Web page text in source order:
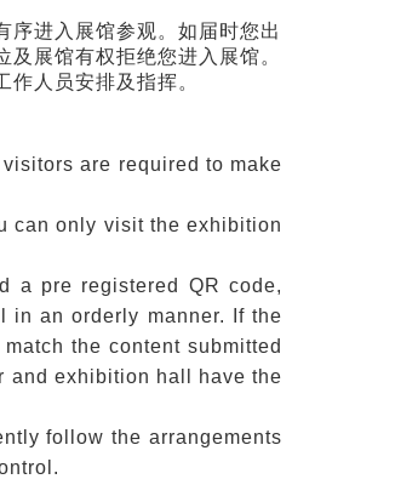
序进入展馆参观。如届时您出
展馆有权拒绝您进入展馆。
人员安排及指挥。
are required to make
can only visit the exhibition
a pre registered QR code,
in an orderly manner. If the
the content submitted
and exhibition hall have the
follow the arrangements